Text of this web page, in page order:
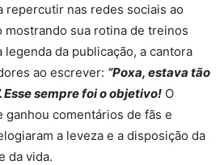
repercutir nas redes sociais ao
sua rotina de treinos
legenda da publicação, a cantora
ao escrever: “Poxa, estava tão
Esse sempre foi o objetivo! O
comentários de fãs e
a leveza e a disposição da
da vida.